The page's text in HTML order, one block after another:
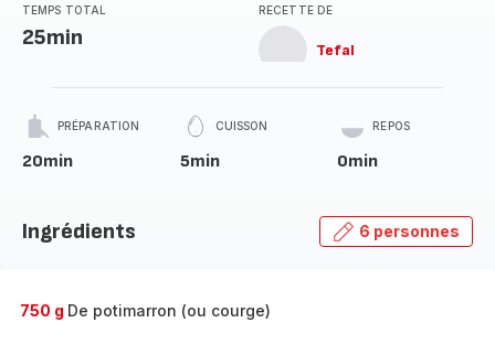
TEMPS TOTAL
25min
RECETTE DE
Tefal
PRÉPARATION
20min
CUISSON
5min
REPOS
0min
Ingrédients 6 personnes
750 g De potimarron (ou courge)